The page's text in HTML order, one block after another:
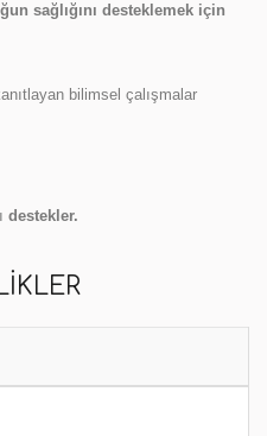
sağlığını desteklemek için
bilimsel çalışmalar
destekler.